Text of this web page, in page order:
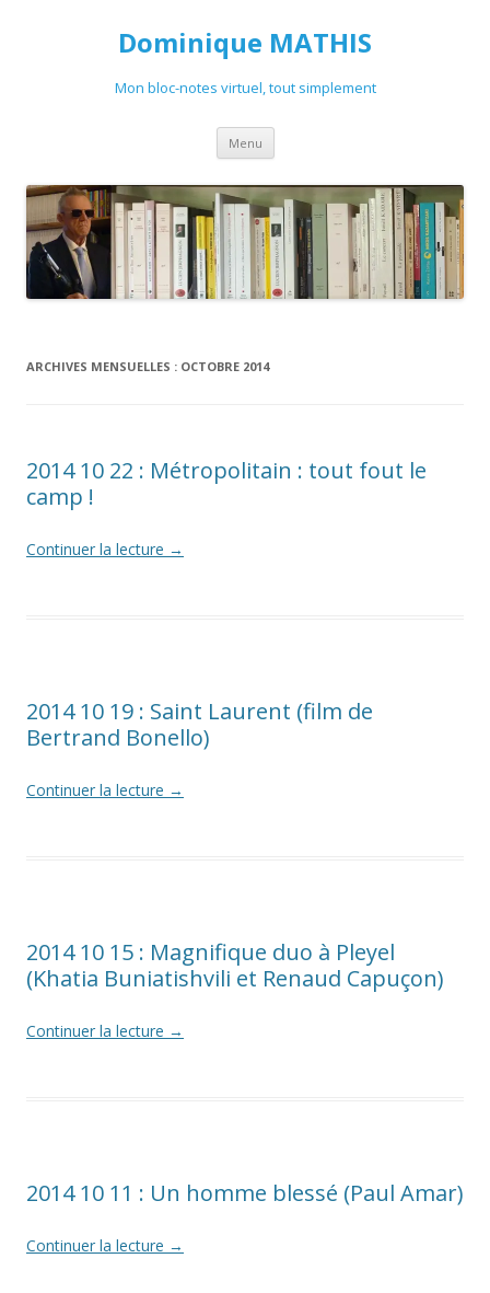
Dominique MATHIS
Mon bloc-notes virtuel, tout simplement
Menu Aller
contenu
ARCHIVES MENSUELLES : OCTOBRE 2014
2014 10 22 : Métropolitain : tout fout le
camp !
Continuer la lecture →
2014 10 19 : Saint Laurent (film de
Bertrand Bonello)
Continuer la lecture →
2014 10 15 : Magnifique duo à Pleyel
(Khatia Buniatishvili et Renaud Capuçon)
Continuer la lecture →
2014 10 11 : Un homme blessé (Paul Amar)
Continuer la lecture →